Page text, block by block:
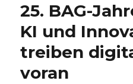
25. BAG-
KI und
treiben
voran